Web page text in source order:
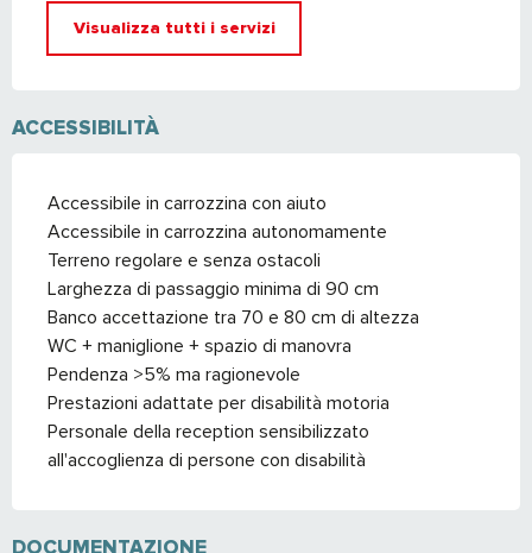
Visualizza tutti i servizi
ACCESSIBILITÀ
Accessibile in carrozzina con aiuto
Accessibile in carrozzina autonomamente
Terreno regolare e senza ostacoli
Larghezza di passaggio minima di 90 cm
Banco accettazione tra 70 e 80 cm di altezza
WC + maniglione + spazio di manovra
Pendenza >5% ma ragionevole
Prestazioni adattate per disabilità motoria
Personale della reception sensibilizzato
all'accoglienza di persone con disabilità
DOCUMENTAZIONE